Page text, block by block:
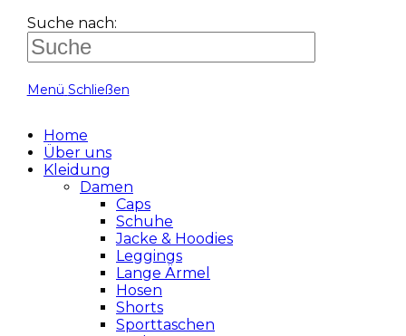
Suche nach:
Menü Schließen
Home
Über uns
Kleidung
Damen
Caps
Schuhe
Jacke & Hoodies
Leggings
Lange Ärmel
Hosen
Shorts
Sporttaschen